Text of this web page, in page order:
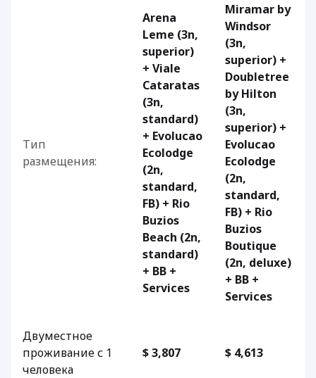
Тип
размещения:
Arena
Leme (3n,
superior)
+ Viale
Cataratas
(3n,
standard)
+ Evolucao
Ecolodge
(2n,
standard,
FB) + Rio
Buzios
Beach (2n,
standard)
+ BB +
Services
Miramar by
Windsor
(3n,
superior) +
Doubletree
by Hilton
(3n,
superior) +
Evolucao
Ecolodge
(2n,
standard,
FB) + Rio
Buzios
Boutique
(2n, deluxe)
+ BB +
Services
Двуместное
проживание с 1
человека
$ 3,807 $ 4,613